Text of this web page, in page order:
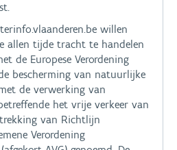
willen
allen tijde tracht te handelen
de Europese Verordening
bescherming van natuurlijke
de verwerking van
het vrije verkeer van
van Richtlijn
Verordening